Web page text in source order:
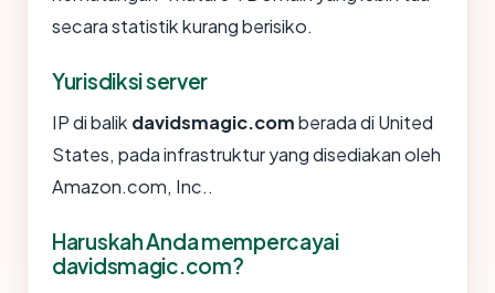
secara statistik kurang berisiko.
Yurisdiksi server
IP di balik davidsmagic.comberada di United
States, pada infrastruktur yang disediakan oleh
Amazon.com, Inc..
Haruskah Anda mempercayai
davidsmagic.com?